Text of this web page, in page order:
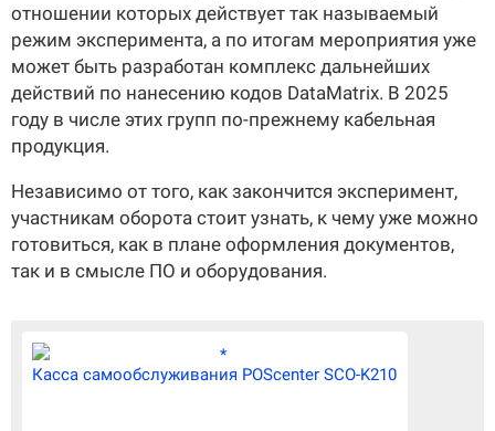
отношении которых действует так называемый
режим эксперимента, а по итогам мероприятия уже
может быть разработан комплекс дальнейших
действий по нанесению кодов DataMatrix. В 2025
году в числе этих групп по-прежнему кабельная
продукция.
Независимо от того, как закончится эксперимент,
участникам оборота стоит узнать, к чему уже можно
готовиться, как в плане оформления документов,
так и в смысле ПО и оборудования.
Касса самообслуживания POScenter SCO-K210